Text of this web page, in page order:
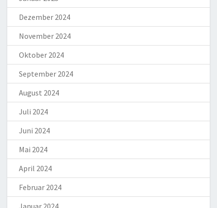
Dezember 2024
November 2024
Oktober 2024
September 2024
August 2024
Juli 2024
Juni 2024
Mai 2024
April 2024
Februar 2024